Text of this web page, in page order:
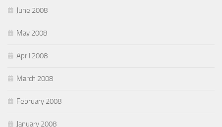
June 2008
May 2008
April 2008
March 2008
February 2008
January 2008